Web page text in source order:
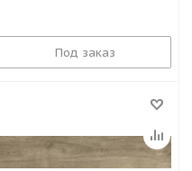
Под заказ